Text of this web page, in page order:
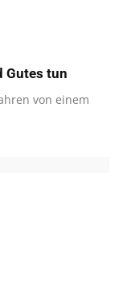
Gutes tun
von einem